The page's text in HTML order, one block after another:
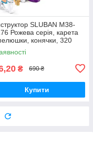
SLUBAN M38-
Рожева серія, карета
конячки, 320
₴ 690 ₴
Купити